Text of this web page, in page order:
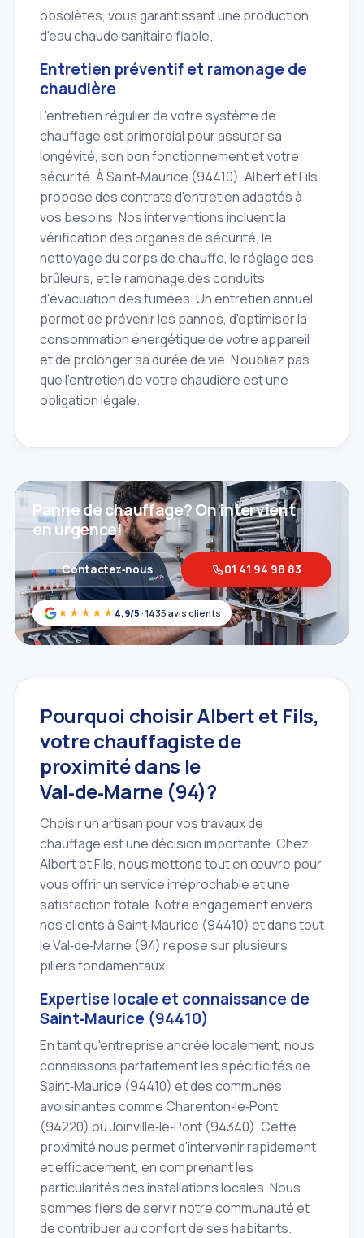
obsolètes, vous garantissant une production
d'eau chaude sanitaire fiable.
Entretien préventif et ramonage de
chaudière
L'entretien régulier de votre système de
chauffage est primordial pour assurer sa
longévité, son bon fonctionnement et votre
sécurité. À Saint‑Maurice (94410), Albert et Fils
propose des contrats d'entretien adaptés à
vos besoins. Nos interventions incluent la
vérification des organes de sécurité, le
nettoyage du corps de chauffe, le réglage des
brûleurs, et le ramonage des conduits
d'évacuation des fumées. Un entretien annuel
permet de prévenir les pannes, d'optimiser la
consommation énergétique de votre appareil
et de prolonger sa durée de vie. N'oubliez pas
que l'entretien de votre chaudière est une
obligation légale.
★★★★★ 4,9/5 · 1435 avis clients
Panne de chauffage? On intervient
en urgence!
Contactez‑nous 01 41 94 98 83
Pourquoi choisir Albert et Fils,
votre chauffagiste de
proximité dans le
Val‑de‑Marne (94)?
Choisir un artisan pour vos travaux de
chauffage est une décision importante. Chez
Albert et Fils, nous mettons tout en œuvre pour
vous offrir un service irréprochable et une
satisfaction totale. Notre engagement envers
nos clients à Saint‑Maurice (94410) et dans tout
le Val‑de‑Marne (94) repose sur plusieurs
piliers fondamentaux.
Expertise locale et connaissance de
Saint‑Maurice (94410)
En tant qu'entreprise ancrée localement, nous
connaissons parfaitement les spécificités de
Saint‑Maurice (94410) et des communes
avoisinantes comme Charenton‑le‑Pont
(94220) ou Joinville‑le‑Pont (94340). Cette
proximité nous permet d'intervenir rapidement
et efficacement, en comprenant les
particularités des installations locales. Nous
sommes fiers de servir notre communauté et
de contribuer au confort de ses habitants.